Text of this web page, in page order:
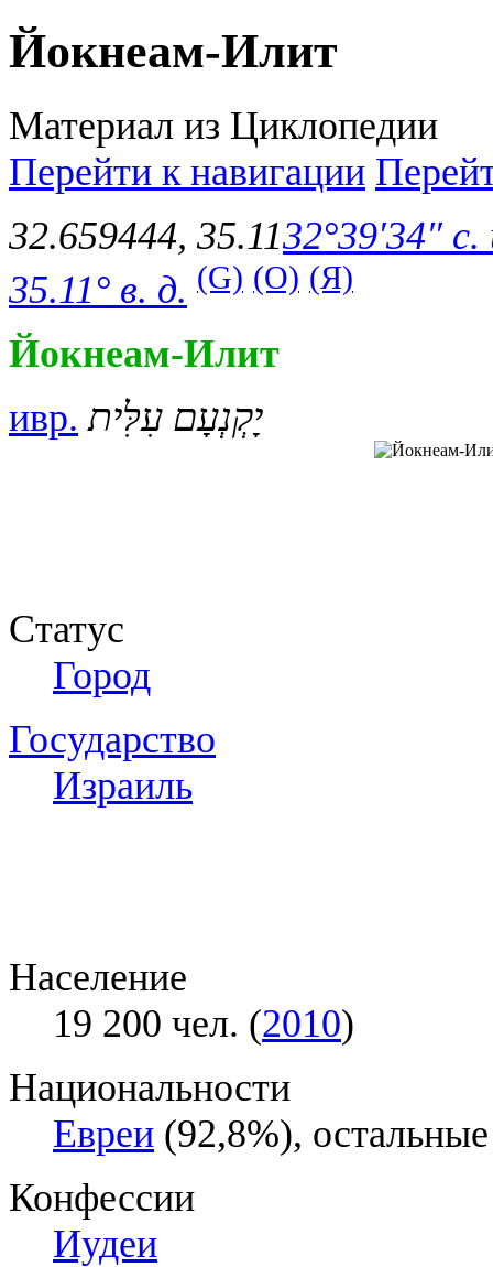
Йокнеам-Илит
Материал из Циклопедии
Перейти к навигации
32.659444, 35.1132°39′34″
35.11° в. д. (G) (O) (Я)
Йокнеам-Илит
ивр. יָקְנְעָם עִלִּית
Статус
Город
Государство
Израиль
Население
19 200 чел. (2010)
Национальности
Евреи (92,8%),
Конфессии
Иудеи